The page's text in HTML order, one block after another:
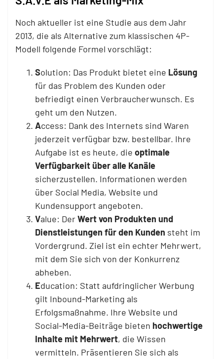
Noch aktueller ist eine Studie aus dem Jahr
2013, die als Alternative zum klassischen 4P-
Modell folgende Formel vorschlägt:
Solution: Das Produkt bietet eine Lösung
für das Problem des Kunden oder
befriedigt einen Verbraucherwunsch. Es
geht um den Nutzen.
Access: Dank des Internets sind Waren
jederzeit verfügbar bzw. bestellbar. Ihre
Aufgabe ist es heute, die optimale
Verfügbarkeit über alle Kanäle
sicherzustellen. Informationen werden
über Social Media, Website und
Kundensupport angeboten.
Value: DerWert von Produkten und
Dienstleistungen für den Kunden steht im
Vordergrund. Ziel ist ein echter Mehrwert,
mit dem Sie sich von der Konkurrenz
abheben.
Education: Statt aufdringlicher Werbung
gilt Inbound-Marketing als
Erfolgsmaßnahme. Ihre Website und
Social-Media-Beiträge bieten hochwertige
Inhalte mit Mehrwert, die Wissen
vermitteln. Präsentieren Sie sich als